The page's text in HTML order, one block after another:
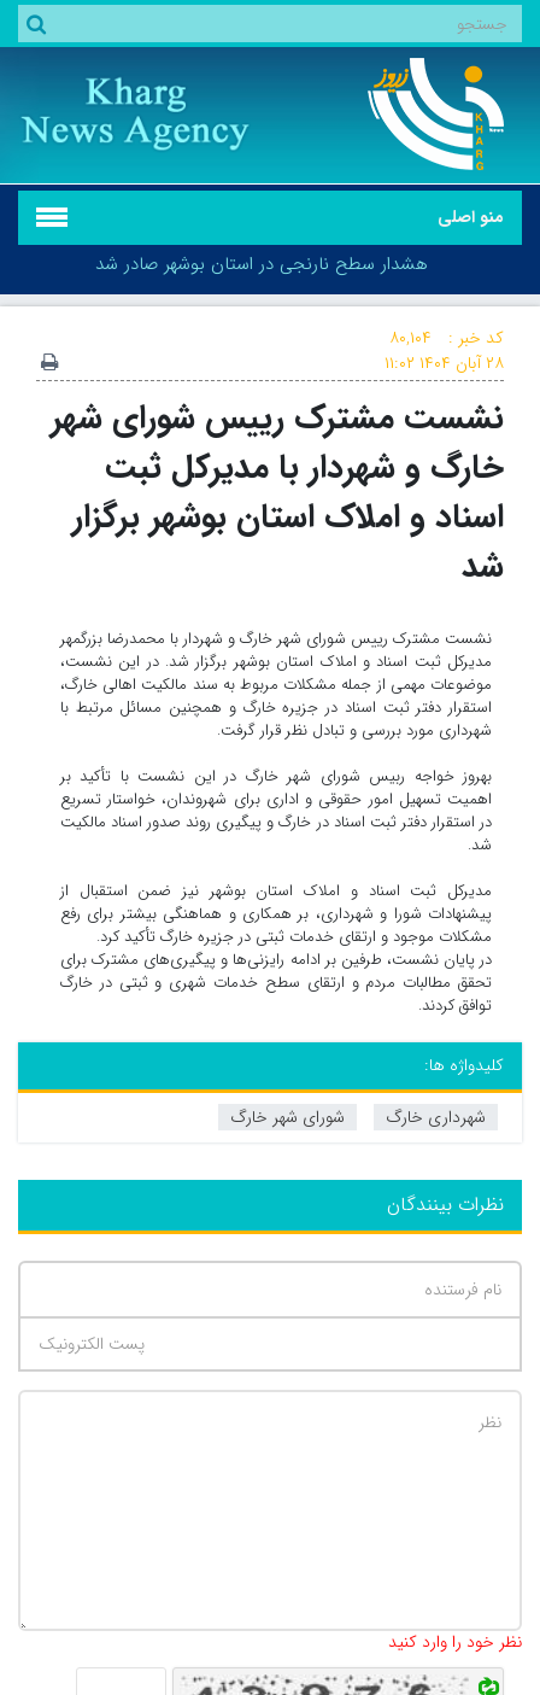
منو اصلی
هشدار سطح نارنجی در استان بوشهر صادر شد
هشدار سطح نارنجی در استان بوشهر صادر شد
کد خبر :
۸۰,۱۰۴
۲۸ آبان ۱۴۰۴
۱۱:۰۲
نشست مشترک رییس شورای شهر
خارگ و شهردار با مدیرکل ثبت
اسناد و املاک استان بوشهر برگزار
شد
نشست مشترک رییس شورای شهر خارگ و شهردار با محمدرضا بزرگمهر
مدیرکل ثبت اسناد و املاک استان بوشهر برگزار شد. در این نشست،
موضوعات مهمی از جمله مشکلات مربوط به سند مالکیت اهالی خارگ،
استقرار دفتر ثبت اسناد در جزیره خارگ و همچنین مسائل مرتبط با
شهرداری مورد بررسی و تبادل نظر قرار گرفت.
بهروز خواجه ربیس شورای شهر خارگ در این نشست با تأکید بر
اهمیت تسهیل امور حقوقی و اداری برای شهروندان، خواستار تسریع
در استقرار دفتر ثبت اسناد در خارگ و پیگیری روند صدور اسناد مالکیت
شد.
مدیرکل ثبت اسناد و املاک استان بوشهر نیز ضمن استقبال از
پیشنهادات شورا و شهرداری، بر همکاری و هماهنگی بیشتر برای رفع
مشکلات موجود و ارتقای خدمات ثبتی در جزیره خارگ تأکید کرد.
در پایان نشست، طرفین بر ادامه رایزنی‌ها و پیگیری‌های مشترک برای
تحقق مطالبات مردم و ارتقای سطح خدمات شهری و ثبتی در خارگ
توافق کردند.
کلیدواژه ها:
شهرداری خارگ
شورای شهر خارگ
نظرات بینندگان
نظر خود را وارد کنید